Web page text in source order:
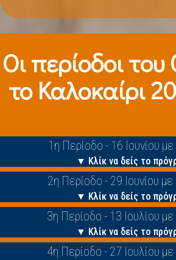
Οι περίοδοι τoυ
το Καλοκαίρι
1η Περίοδο - 16 Ιουνίου με
▼ Κλίκ να δείς το
2η Περίοδο - 29 Ιουνίου με
▼ Κλίκ να δείς το
3η Περίοδο - 13 Ιουλίου με
▼ Κλίκ να δείς το
4η Περίοδο - 27 Ιουλίου με